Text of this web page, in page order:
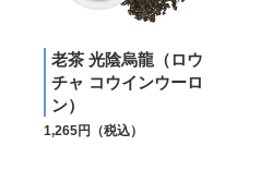
老茶 光陰烏龍（ロウ
チャ コウインウーロ
ン）
1,265円（税込）